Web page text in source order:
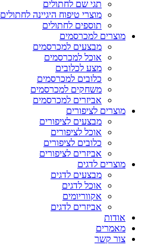
תגי שם לחתולים
מוצרי טיפוח היגיינה לחתולים
תוספים לחתולים
מוצרים למכרסמים
מבצעים למכרסמים
אוכל למכרסמים
מצע לכלובים
כלובים למכרסמים
משחקים למכרסמים
אביזרים למכרסמים
מוצרים לציפורים
מבצעים לציפורים
אוכל לציפורים
כלובים לציפורים
אביזרים לציפורים
מוצרים לדגים
מבצעים לדגים
אוכל לדגים
אקווריומים
אביזרים לדגים
אודות
מאמרים
צור קשר